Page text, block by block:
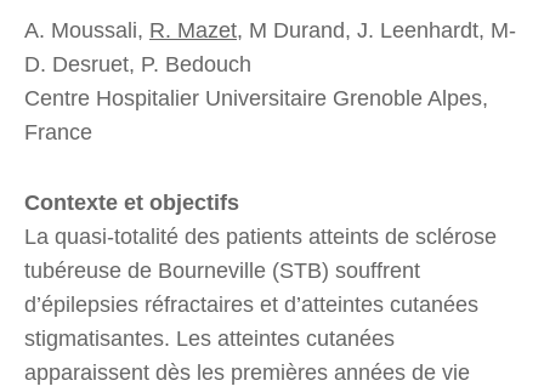
A. Moussali, R. Mazet, M Durand, J. Leenhardt, M-
D. Desruet, P. Bedouch
Centre Hospitalier Universitaire Grenoble Alpes,
France
Contexte et objectifs
La quasi-totalité des patients atteints de sclérose
tubéreuse de Bourneville (STB) souffrent
d’épilepsies réfractaires et d’atteintes cutanées
stigmatisantes. Les atteintes cutanées
apparaissent dès les premières années de vie